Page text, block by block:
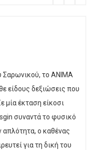
Σαρωνικού, το ANIMA
είδους δεξιώσεις που
μία έκταση είκοσι
συναντά το φυσικό
απλότητα, ο καθένας
για τη δική του